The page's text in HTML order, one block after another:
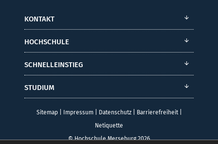
KONTAKT
HOCHSCHULE
SCHNELLEINSTIEG
STUDIUM
Sitemap| Impressum| Datenschutz| Barrierefreiheit|
Netiquette
© Hochschule Merseburg 2026